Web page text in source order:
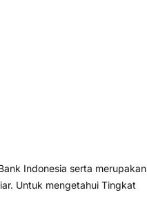
Indonesia serta merupakan
Untuk mengetahui Tingkat